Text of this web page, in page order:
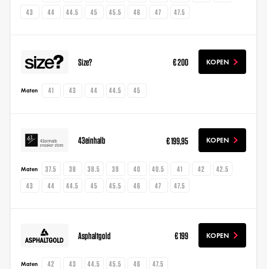
43
44 44.5 45 45.5 46 47 47.5
Size? € 200 KOPEN
Maten 41 43 44 44.5 45
43einhalb € 199,95 KOPEN
Maten 37.5 38 38.5 39 40 40.5 41 42
42.5
43
44 44.5 45 45.5 46 47 47.5
Asphaltgold € 199 KOPEN
Maten 42 43 44.5 45.5 46 47.5